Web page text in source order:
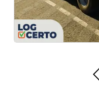
Pinterest
LinkedIn